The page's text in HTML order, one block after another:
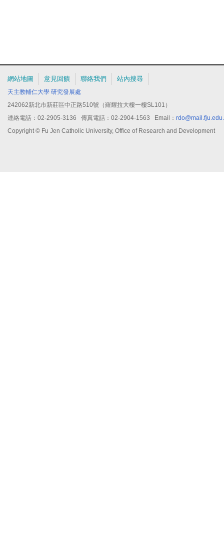
網站地圖 意見回饋 聯絡我們 站內搜尋
天主教輔仁大學 研究發展處
242062新北市新莊區中正路510號（羅耀拉大樓一樓SL101）
連絡電話：02-2905-3136 傳真電話：02-2904-1563 Email：
Copyright © Fu Jen Catholic University, Office of Research and Development